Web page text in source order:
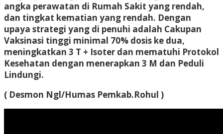
angka perawatan di Rumah Sakit yang rendah,
dan tingkat kematian yang rendah. Dengan
upaya strategi yang di penuhi adalah Cakupan
Vaksinasi tinggi minimal 70% dosis ke dua,
meningkatkan 3 T + Isoter dan mematuhi Protokol
Kesehatan dengan menerapkan 3 M dan Peduli
Lindungi.
( Desmon Ngl/Humas Pemkab.Rohul )